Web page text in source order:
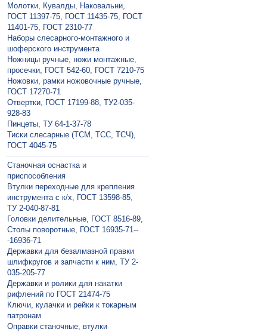
Молотки, Кувалды, Наковальни,
ГОСТ 11397-75, ГОСТ 11435-75, ГОСТ
11401-75, ГОСТ 2310-77
Наборы слесарного-монтажного и
шоферского инструмента
Ножницы ручные, ножи монтажные,
просечки, ГОСТ 542-60, ГОСТ 7210-75
Ножовки, рамки ножовочные ручные,
ГОСТ 17270-71
Отвертки, ГОСТ 17199-88, ТУ2-035-
928-83
Пинцеты, ТУ 64-1-37-78
Тиски слесарные (ТСМ, ТСС, ТСЧ),
ГОСТ 4045-75
Станочная оснастка и
приспособления
Втулки переходные для крепления
инструмента с к/х, ГОСТ 13598-85,
ТУ 2-040-87-81
Головки делительные, ГОСТ 8516-89,
Столы поворотные, ГОСТ 16935-71--
-16936-71
Державки для безалмазной правки
шлифкругов и запчасти к ним, ТУ 2-
035-205-77
Державки и ролики для накатки
рифлений по ГОСТ 21474-75
Ключи, кулачки и рейки к токарным
патронам
Оправки станочные, втулки